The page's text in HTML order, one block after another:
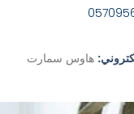
هاوس سمارت